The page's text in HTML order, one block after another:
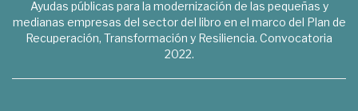
Ayudas públicas para la modernización de las pequeñas y
medianas empresas del sector del libro en el marco del Plan de
Recuperación, Transformación y Resiliencia. Convocatoria
2022.